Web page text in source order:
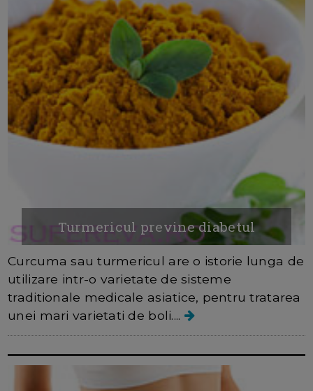
Turmericul previne diabetul
Curcuma sau turmericul are o istorie lunga de
utilizare intr-o varietate de sisteme
traditionale medicale asiatice, pentru tratarea
unei mari varietati de boli....